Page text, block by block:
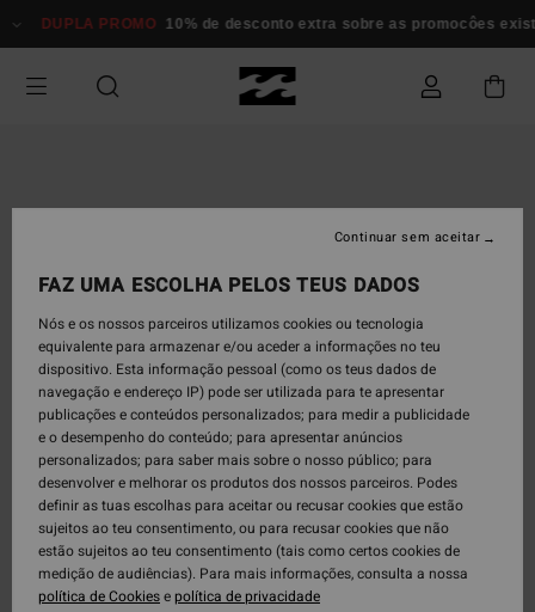
para
informação
DUPLA PROMO 10% de desconto extra sobre as promocôes
FAZ UMA ESCOLHA PELOS TEUS DADOS
Nós e os nossos parceiros utilizamos cookies ou tecnologia
equivalente para armazenar e/ou aceder a informações no teu
dispositivo. Esta informação pessoal (como os teus dados de
navegação e endereço IP) pode ser utilizada para te apresentar
publicações e conteúdos personalizados; para medir a publicidade
e o desempenho do conteúdo; para apresentar anúncios
personalizados; para saber mais sobre o nosso público; para
desenvolver e melhorar os produtos dos nossos parceiros. Podes
definir as tuas escolhas para aceitar ou recusar cookies que estão
sujeitos ao teu consentimento, ou para recusar cookies que não
estão sujeitos ao teu consentimento (tais como certos cookies de
medição de audiências). Para mais informações, consulta a nossa
política de Cookiesepolítica de privacidade
Continuar sem aceitar